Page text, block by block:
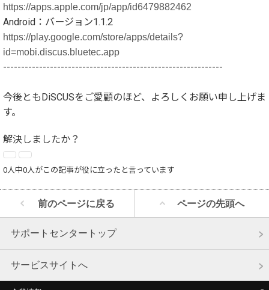
https://apps.apple.com/jp/app/id6479882462
Android：バージョン1.1.2
https://play.google.com/store/apps/details?
id=mobi.discus.bluetec.app
-------------------------------------------------------------
今後ともDiSCUSをご愛顧のほど、よろしくお願い申し上げま
す。
解決しましたか？
0人中0人がこの記事が役に立ったと言っています
前のページに戻る ページの先頭へ
サポートセンタートップ
サービスサイトへ